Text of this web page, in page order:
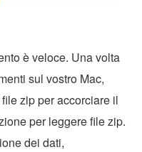
è veloce. Una volta
sul vostro Mac,
zip per accorciare il
per leggere file zip.
dei dati,